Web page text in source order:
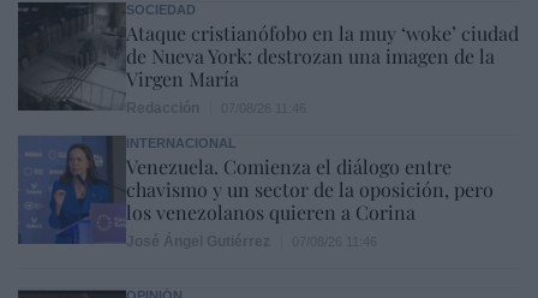
SOCIEDAD
Ataque cristianófobo en la muy ‘woke’ ciudad
de Nueva York: destrozan una imagen de la
Virgen María
INTERNACIONAL
Venezuela. Comienza el diálogo entre
chavismo y un sector de la oposición, pero
los venezolanos quieren a Corina
OPINIÓN